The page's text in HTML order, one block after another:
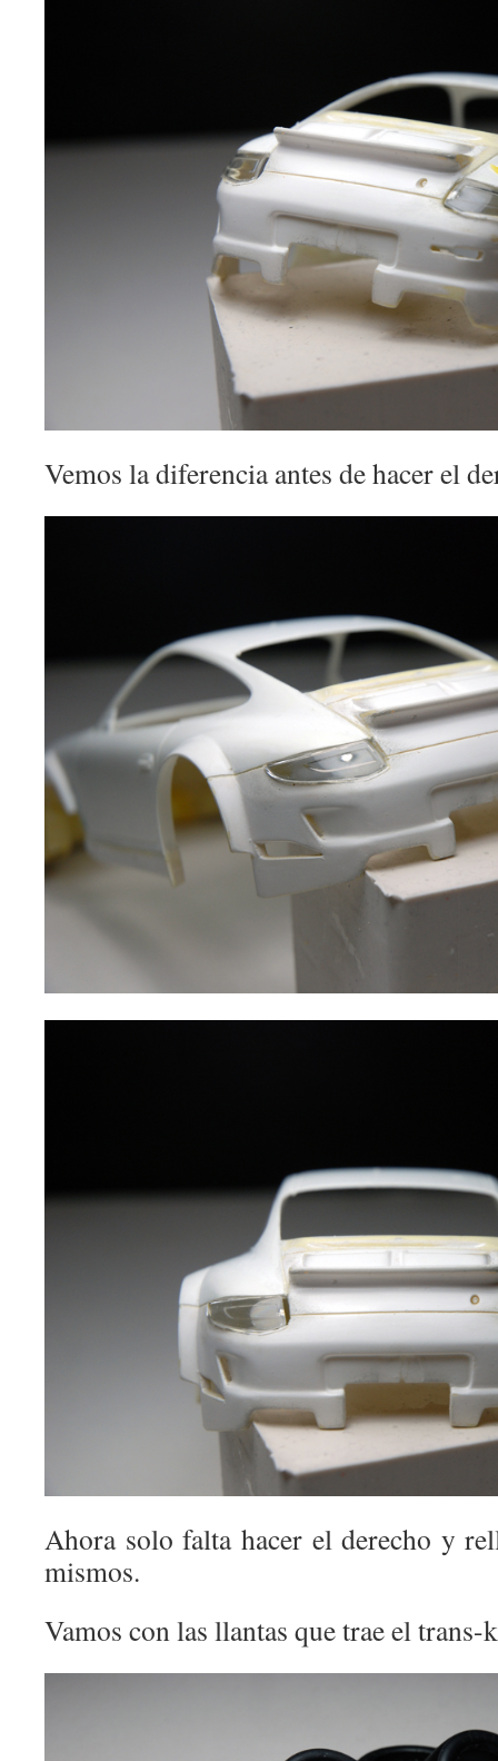
Vemos la diferencia antes de hacer el
Ahora solo falta hacer el derecho y
mismos.
Vamos con las llantas que trae el trans-